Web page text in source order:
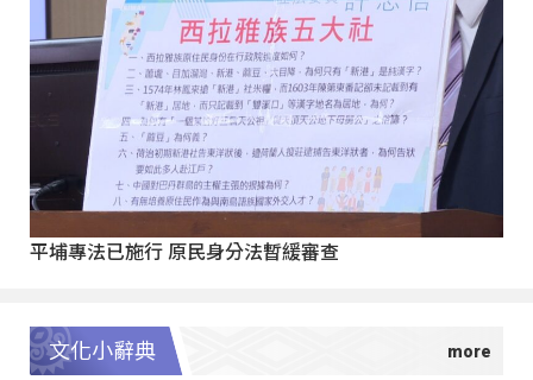
平埔專法已施行 原民身分法暫緩審查
文化小辭典